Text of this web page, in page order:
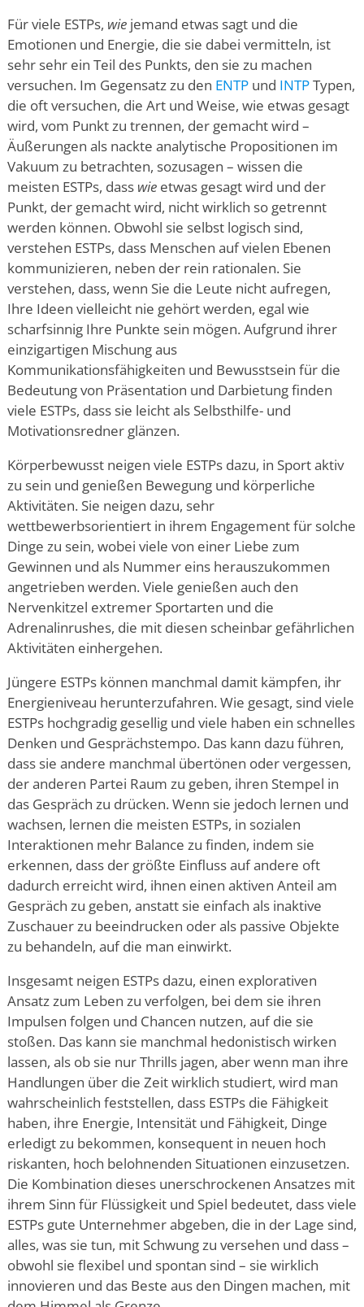
Für viele ESTPs, wie jemand etwas sagt und die
Emotionen und Energie, die sie dabei vermitteln, ist
sehr sehr ein Teil des Punkts, den sie zu machen
versuchen. Im Gegensatz zu den ENTP und INTPTypen,
die oft versuchen, die Art und Weise, wie etwas gesagt
wird, vom Punkt zu trennen, der gemacht wird –
Äußerungen als nackte analytische Propositionen im
Vakuum zu betrachten, sozusagen – wissen die
meisten ESTPs, dass wie etwas gesagt wird und der
Punkt, der gemacht wird, nicht wirklich so getrennt
werden können. Obwohl sie selbst logisch sind,
verstehen ESTPs, dass Menschen auf vielen Ebenen
kommunizieren, neben der rein rationalen. Sie
verstehen, dass, wenn Sie die Leute nicht aufregen,
Ihre Ideen vielleicht nie gehört werden, egal wie
scharfsinnig Ihre Punkte sein mögen. Aufgrund ihrer
einzigartigen Mischung aus
Kommunikationsfähigkeiten und Bewusstsein für die
Bedeutung von Präsentation und Darbietung finden
viele ESTPs, dass sie leicht als Selbsthilfe- und
Motivationsredner glänzen.
Körperbewusst neigen viele ESTPs dazu, in Sport aktiv
zu sein und genießen Bewegung und körperliche
Aktivitäten. Sie neigen dazu, sehr
wettbewerbsorientiert in ihrem Engagement für solche
Dinge zu sein, wobei viele von einer Liebe zum
Gewinnen und als Nummer eins herauszukommen
angetrieben werden. Viele genießen auch den
Nervenkitzel extremer Sportarten und die
Adrenalinrushes, die mit diesen scheinbar gefährlichen
Aktivitäten einhergehen.
Jüngere ESTPs können manchmal damit kämpfen, ihr
Energieniveau herunterzufahren. Wie gesagt, sind viele
ESTPs hochgradig gesellig und viele haben ein schnelles
Denken und Gesprächstempo. Das kann dazu führen,
dass sie andere manchmal übertönen oder vergessen,
der anderen Partei Raum zu geben, ihren Stempel in
das Gespräch zu drücken. Wenn sie jedoch lernen und
wachsen, lernen die meisten ESTPs, in sozialen
Interaktionen mehr Balance zu finden, indem sie
erkennen, dass der größte Einfluss auf andere oft
dadurch erreicht wird, ihnen einen aktiven Anteil am
Gespräch zu geben, anstatt sie einfach als inaktive
Zuschauer zu beeindrucken oder als passive Objekte
zu behandeln, auf die man einwirkt.
Insgesamt neigen ESTPs dazu, einen explorativen
Ansatz zum Leben zu verfolgen, bei dem sie ihren
Impulsen folgen und Chancen nutzen, auf die sie
stoßen. Das kann sie manchmal hedonistisch wirken
lassen, als ob sie nur Thrills jagen, aber wenn man ihre
Handlungen über die Zeit wirklich studiert, wird man
wahrscheinlich feststellen, dass ESTPs die Fähigkeit
haben, ihre Energie, Intensität und Fähigkeit, Dinge
erledigt zu bekommen, konsequent in neuen hoch
riskanten, hoch belohnenden Situationen einzusetzen.
Die Kombination dieses unerschrockenen Ansatzes mit
ihrem Sinn für Flüssigkeit und Spiel bedeutet, dass viele
ESTPs gute Unternehmer abgeben, die in der Lage sind,
alles, was sie tun, mit Schwung zu versehen und dass –
obwohl sie flexibel und spontan sind – sie wirklich
innovieren und das Beste aus den Dingen machen, mit